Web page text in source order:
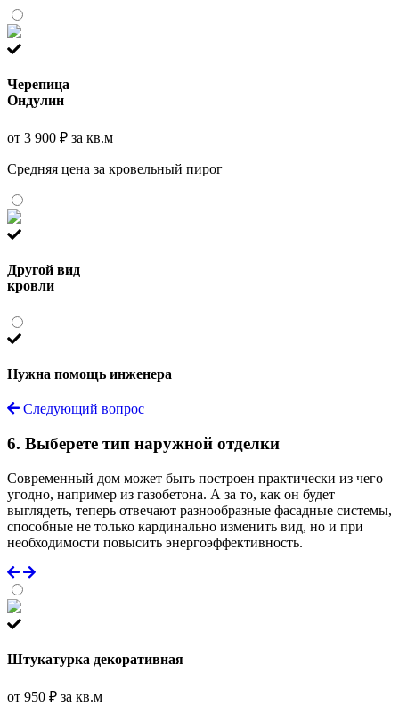
Черепица
Ондулин
от 3 900 ₽ за кв.м
Средняя цена за кровельный пирог
Другой вид
кровли
Нужна помощь инженера
Следующий вопрос
6. Выберете тип наружной отделки
Современный дом может быть построен практически из чего
угодно, например из газобетона. А за то, как он будет
выглядеть, теперь отвечают разнообразные фасадные системы,
способные не только кардинально изменить вид, но и при
необходимости повысить энергоэффективность.
Штукатурка декоративная
от 950 ₽ за кв.м